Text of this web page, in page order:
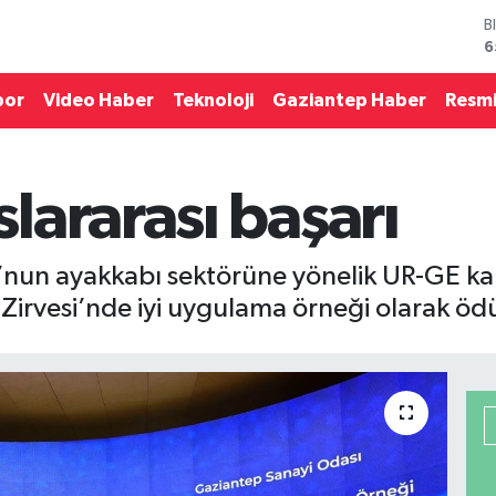
Video Haber Teknoloji Gaziantep Haber
başarı
ayakkabı sektörüne yönelik UR-GE
Zirvesi’nde iyi uygulama örneği olarak